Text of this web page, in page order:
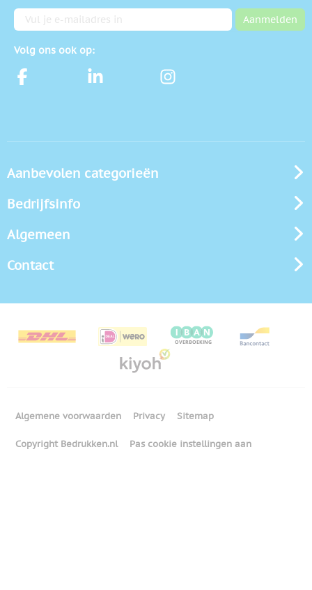
E-mailadres Aanmelden
Volg ons ook op:
Aanbevolen categorieën
Bedrijfsinfo
Algemeen
Contact
Algemene voorwaarden Privacy Sitemap
Copyright Bedrukken.nl Pas cookie instellingen aan